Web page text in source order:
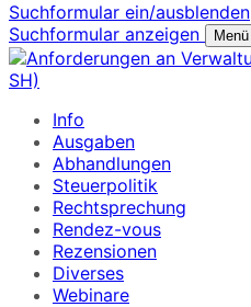
Suchformular ein/ausblenden
Suchformular anzeigen
Menü
Info
Ausgaben
Abhandlungen
Steuerpolitik
Rechtsprechung
Rendez-vous
Rezensionen
Diverses
Webinare